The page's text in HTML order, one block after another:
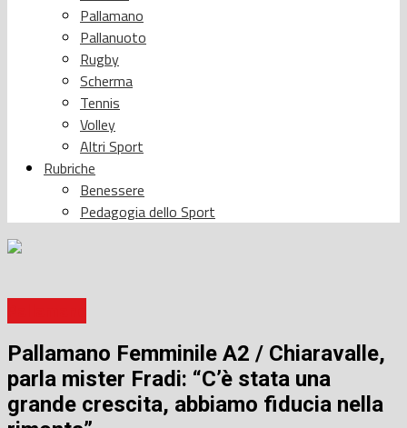
Pallamano
Pallanuoto
Rugby
Scherma
Tennis
Volley
Altri Sport
Rubriche
Benessere
Pedagogia dello Sport
Pallamano Femminile A2 / Chiaravalle,
parla mister Fradi: “C’è stata una
grande crescita, abbiamo fiducia nella